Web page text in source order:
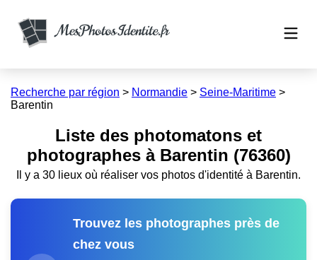
Recherche par région > Normandie > Seine-Maritime >
Barentin
Liste des photomatons et
photographes à Barentin (76360)
Il y a 30 lieux où réaliser vos photos d'identité à Barentin.
Trouvez les photographes près de
chez vous